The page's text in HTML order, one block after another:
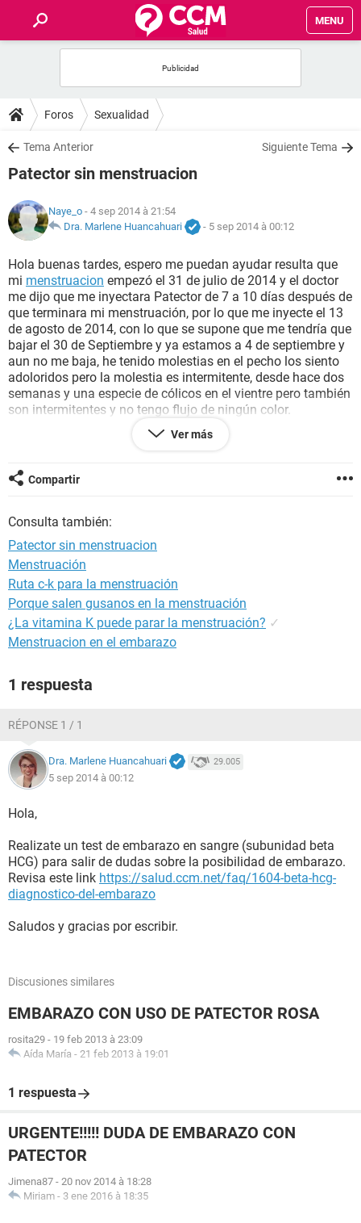
MENU
FORUMS
SALUD
NUTRICIÓN
BIENESTAR
SEXUALIDAD
GLOSARIO
Foros Sexualidad
Tema Anterior Siguiente Tema
Patector sin menstruacion
Naye_o - 4 sep 2014 à 21:54
Dra. Marlene Huancahuari
- 5 sep 2014 à 00:12
Hola buenas tardes, espero me puedan ayudar resulta que
mi menstruacion empezó el 31 de julio de 2014 y el doctor
me dijo que me inyectara Patector de 7 a 10 días después de
que terminara mi menstruación, por lo que me inyecte el 13
de agosto de 2014, con lo que se supone que me tendría que
bajar el 30 de Septiembre y ya estamos a 4 de septiembre y
aun no me baja, he tenido molestias en el pecho los siento
adoloridos pero la molestia es intermitente, desde hace dos
semanas y una especie de cólicos en el vientre pero también
son intermitentes y no tengo flujo de ningún color.
Tuve relaciones sexuales durante todo el mes sin protección
desde el segundo día de que puse la inyección o sea desde
irregular en mis periodos..
Ver más
Compartir
Consulta también:
Patector sin menstruacion
Menstruación
Ruta c-k para la menstruación
Porque salen gusanos en la menstruación
¿La vitamina K puede parar la menstruación? ✓
Menstruacion en el embarazo
1 respuesta
RÉPONSE 1 / 1
Dra. Marlene Huancahuari 29.005
5 sep 2014 à 00:12
Hola,
Realizate un test de embarazo en sangre (subunidad beta
HCG) para salir de dudas sobre la posibilidad de embarazo.
Revisa este link https://salud.ccm.net/faq/1604-beta-hcg-
diagnostico-del-embarazo
Saludos y gracias por escribir.
Discusiones similares
EMBARAZO CON USO DE PATECTOR ROSA
rosita29 - 19 feb 2013 à 23:09
Aída María - 21 feb 2013 à 19:01
1 respuesta
URGENTE!!!!! DUDA DE EMBARAZO CON
PATECTOR
Jimena87 - 20 nov 2014 à 18:28
Miriam - 3 ene 2016 à 18:35